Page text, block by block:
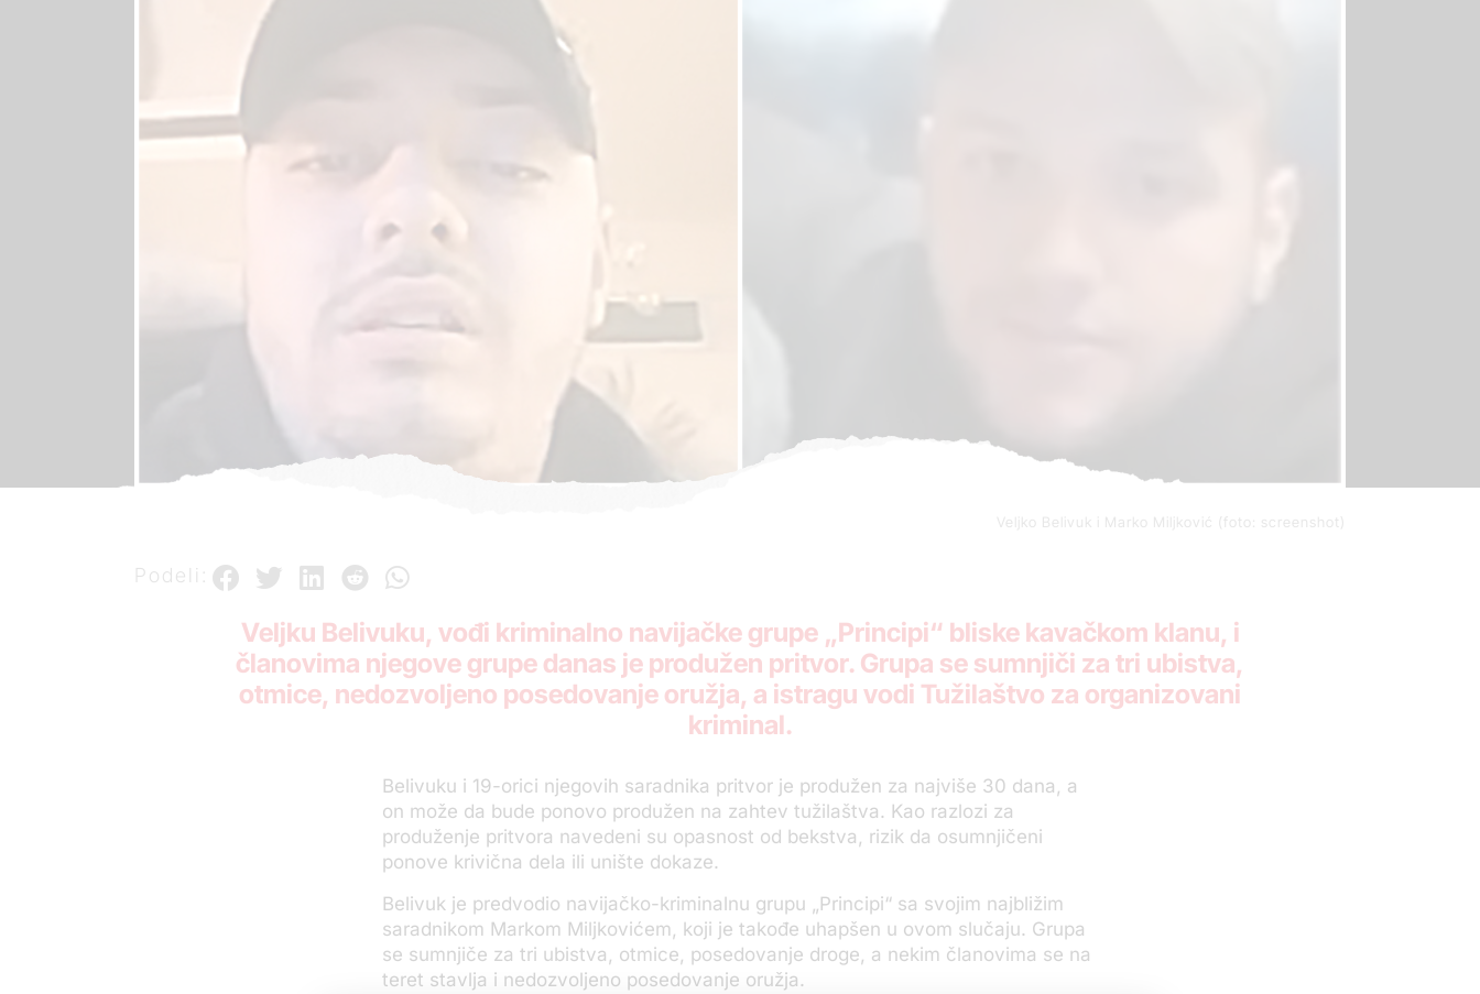
Veljko Belivuk i Marko Miljković (foto: screenshot)
Podeli:
Veljku Belivuku, vođi kriminalno navijačke grupe „Principi“ bliske kavačkom klanu, i
članovima njegove grupe danas je produžen pritvor. Grupa se sumnjiči za tri ubistva,
otmice, nedozvoljeno posedovanje oružja, a istragu vodi Tužilaštvo za organizovani
kriminal.
Belivuku i 19-orici njegovih saradnika pritvor je produžen za najviše 30 dana, a
on može da bude ponovo produžen na zahtev tužilaštva. Kao razlozi za
produženje pritvora navedeni su opasnost od bekstva, rizik da osumnjičeni
ponove krivična dela ili unište dokaze.
Belivuk je predvodio navijačko-kriminalnu grupu „Principi“ sa svojim najbližim
saradnikom Markom Miljkovićem, koji je takođe uhapšen u ovom slučaju. Grupa
se sumnjiče za tri ubistva, otmice, posedovanje droge, a nekim članovima se na
teret stavlja i nedozvoljeno posedovanje oružja.